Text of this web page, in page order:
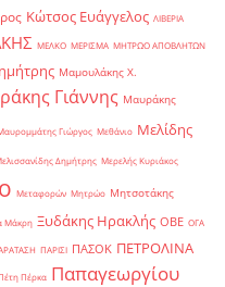
Κώτσος Ευάγγελος ΛΙΒΕΡΙΑ
ΜΕΛΚΟ ΜΕΡΙΣΜΑ ΜΗΤΡΩΟ ΑΠΟΒΛΗΤΩΝ
Μαμουλάκης Χ.
Γιάννης Μαυράκης
Γιώργος Μεθάνιο Μελίδης
Δημήτρης Μερελής Κυριάκος
Μεταφορών Μητρώο Μητσοτάκης
Μάκρη Ξυδάκης Ηρακλής ΟΒΕ ΟΓΑ
ΠΑΡΙΣΙ ΠΑΣΟΚ ΠΕΤΡΟΛΙΝΑ
Πέρκα Παπαγεωργίου